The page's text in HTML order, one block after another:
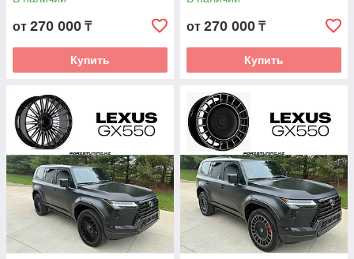
от 270 000 ₸
Купить
от 270 000 ₸
Купить